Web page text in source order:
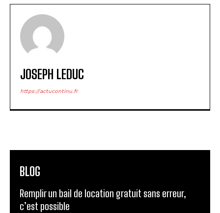
JOSEPH LEDUC
https://actucontinu.fr
BLOG
Remplir un bail de location gratuit sans erreur,
c’est possible